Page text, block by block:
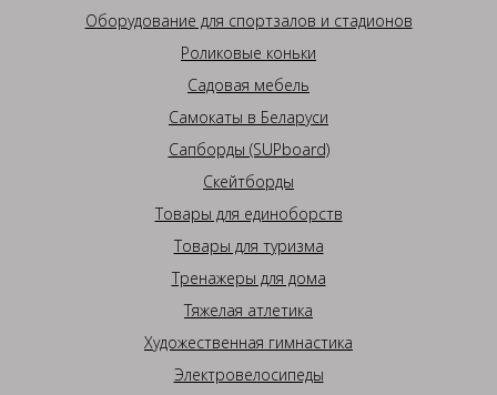
Оборудование для спортзалов и стадионов
Роликовые коньки
Садовая мебель
Самокаты в Беларуси
Сапборды (SUPboard)
Скейтборды
Товары для единоборств
Товары для туризма
Тренажеры для дома
Тяжелая атлетика
Художественная гимнастика
Электровелосипеды